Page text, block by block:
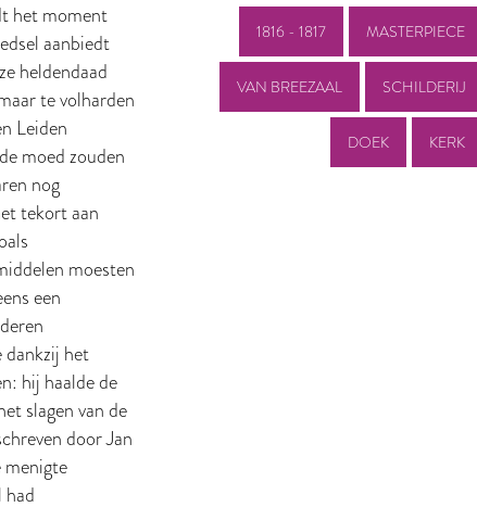
het moment
aanbiedt
heldendaad
te volharden
Leiden
moed zouden
nog
tekort aan
moesten
een
dankzij het
hij haalde de
slagen van de
door Jan
menigte
had
1816 - 1817 MASTERPIECE
VAN BREEZAAL SCHILDERIJ
DOEK KERK